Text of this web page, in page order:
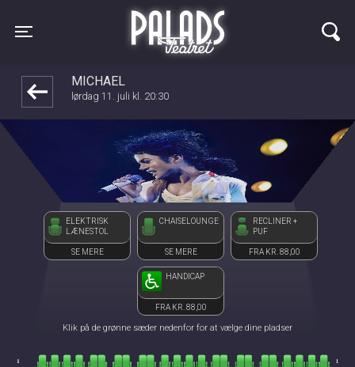
Toggle navigation
Palads Teatret
MICHAEL
lørdag 11. juli kl. 20:30
ELEKTRISK
LÆNESTOL
SE MERE
CHAISELOUNGE
SE MERE
RECLINER +
PUF
FRA KR. 88,00
HANDICAP
FRA KR. 88,00
Klik på de grønne sæder nedenfor for at vælge dine pladser
1step-front02 054539